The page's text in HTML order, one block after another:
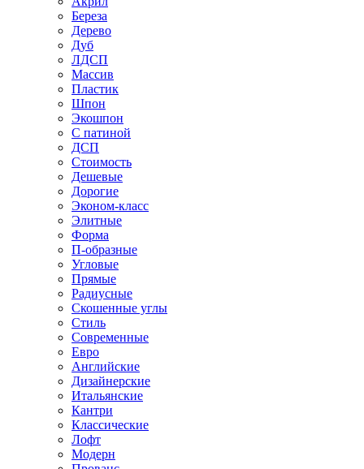
Береза
Дерево
Дуб
ЛДСП
Массив
Пластик
Шпон
Экошпон
С патиной
ДСП
Стоимость
Дешевые
Дорогие
Эконом-класс
Элитные
Форма
П-образные
Угловые
Прямые
Радиусные
Скошенные углы
Стиль
Современные
Евро
Английские
Дизайнерские
Итальянские
Кантри
Классические
Лофт
Модерн